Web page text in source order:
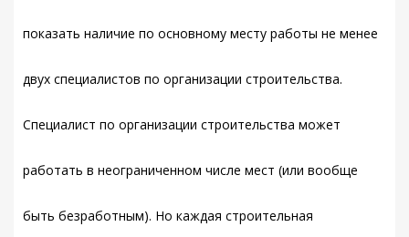
показать наличие по основному месту работы не менее
двух специалистов по организации строительства.
Специалист по организации строительства может
работать в неограниченном числе мест (или вообще
быть безработным). Но каждая строительная